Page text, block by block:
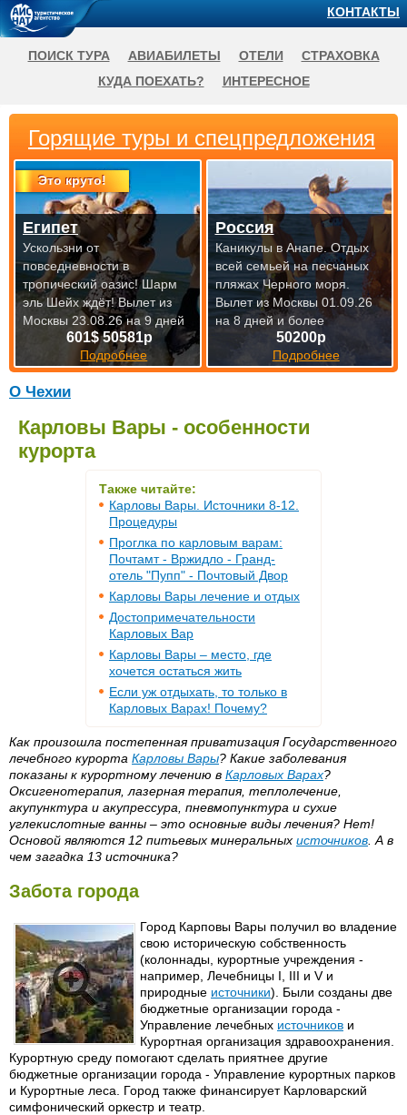
О Чехии
Карловы Вары - особенности
курорта
Также читайте:
Карловы Вары. Источники 8-12.
Процедуры
Проглка по карловым варам:
Почтамт - Вржидло - Гранд-
отель "Пупп" - Почтовый Двор
Карловы Вары лечение и отдых
Достопримечательности
Карловых Вар
Карловы Вары – место, где
хочется остаться жить
Если уж отдыхать, то только в
Карловых Варах! Почему?
Как произошла постепенная приватизация Государственного
лечебного курорта Карловы Вары? Какие заболевания
показаны к курортному лечению в Карловых Варах?
Оксигенотерапия, лазерная терапия, теплолечение,
акупунктура и акупрессура, пневмопунктура и сухие
углекислотные ванны – это основные виды лечения? Нет!
Основой являются 12 питьевых минеральных источников . А в
чем загадка 13 источника?
Забота города
Город Карповы Вары получил во владение
свою историческую собственность
(колоннады, курортные учреждения -
например, Лечебницы I, III и V и
природные источники). Были созданы две
бюджетные организации города -
Управление лечебных источников и
Курортная организация здравоохранения.
Курортную среду помогают сделать приятнее другие
бюджетные организации города - Управление курортных парков
и Курортные леса. Город также финансирует Карловарский
симфонический оркестр и театр.
Горящие туры и спецпредложения
Это круто!
601$ 50581р
Подробнее
Египет
Ускользни от
повседневности в
тропический оазис! Шарм
эль Шейх ждёт!Вылет из
Москвы 23.08.26 на 9 дней
50200р
Подробнее
Россия
Каникулы в Анапе. Отдых
всей семьей на песчаных
пляжах Черного моря.
Вылет из Москвы 01.09.26
на 8 дней и более
КОНТАКТЫ
ПОИСК ТУРА АВИАБИЛЕТЫ ОТЕЛИ
СТРАХОВКА
КУДА ПОЕХАТЬ?
ИНТЕРЕСНОЕ